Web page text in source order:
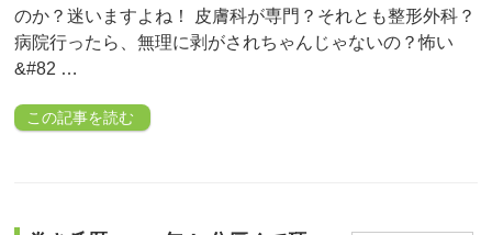
のか？迷いますよね！ 皮膚科が専門？それとも整形外科？
病院行ったら、無理に剥がされちゃんじゃないの？怖い
&#82 …
この記事を読む